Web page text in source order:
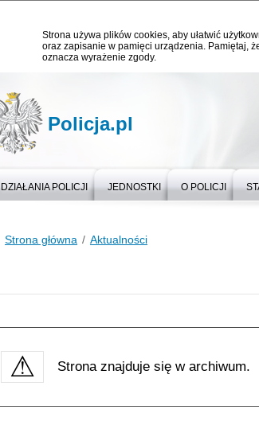
Strona używa plików cookies, aby ułatwić
oraz zapisanie w pamięci urządzenia. Pamiętaj,
oznacza wyrażenie zgody.
Policja.pl
DZIAŁANIA POLICJI JEDNOSTKI O POLICJI
Strona główna Aktualności
Strona znajduje się w archiwum.